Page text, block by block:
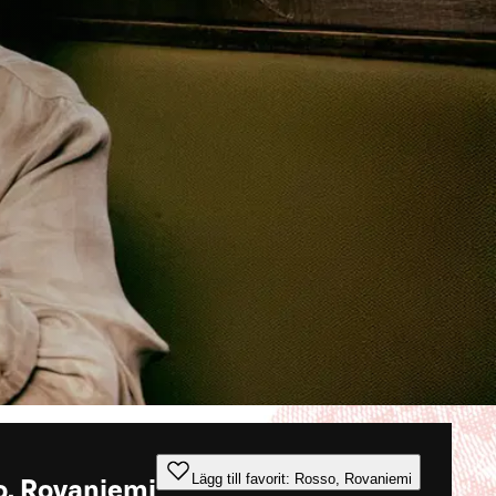
Lägg till favorit: Rosso, Rovaniemi